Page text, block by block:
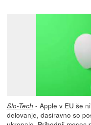
Slo-Tech - Apple v EU še
delovanje, dasiravno so